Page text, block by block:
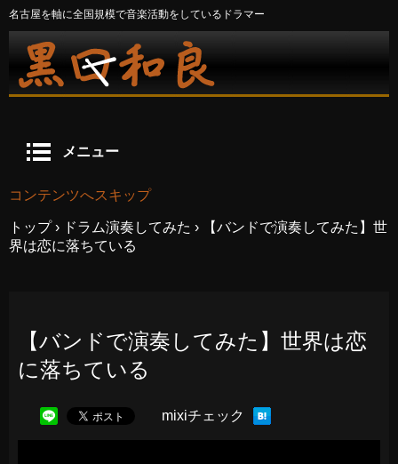
名古屋を軸に全国規模で音楽活動をしているドラマー
メニュー
コンテンツへスキップ
トップ › ドラム演奏してみた ›
【バンドで演奏してみた】世
界は恋に落ちている
【バンドで演奏してみた】世界は恋
に落ちている
mixiチェック